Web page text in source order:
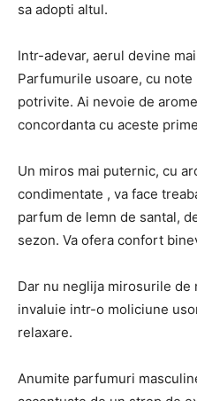
sa adopti altul.
Intr-adevar, aerul devine
Parfumurile usoare, cu
potrivite. Ai nevoie de
concordanta cu aceste
Un miros mai puternic, cu
condimentate , va face
parfum de lemn de santal,
sezon. Va ofera confort
Dar nu neglija mirosurile de
invaluie intr-o moliciune
relaxare.
Anumite parfumuri